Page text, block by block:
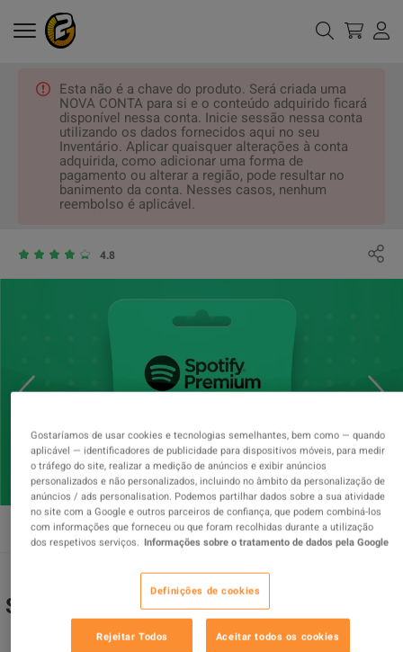
Esta não é a chave do produto. Será criada uma
NOVA CONTA para si e o conteúdo adquirido ficará
disponível nessa conta. Inicie sessão nessa conta
utilizando os dados fornecidos aqui no seu
Inventário. Aplicar quaisquer alterações à conta
adquirida, como adicionar uma forma de
pagamento ou alterar a região, pode resultar no
banimento da conta. Nesses casos, nenhum
reembolso é aplicável.
4.8
Spotify Premium 12-month Subscription
ACCOUNT
Gostaríamos de usar cookies e tecnologias semelhantes, bem como — quando
aplicável — identificadores de publicidade para dispositivos móveis, para medir
o tráfego do site, realizar a medição de anúncios e exibir anúncios
personalizados e não personalizados, incluindo no âmbito da personalização de
anúncios / ads personalisation. Podemos partilhar dados sobre a sua atividade
no site com a Google e outros parceiros de confiança, que podem combiná-los
com informações que forneceu ou que foram recolhidas durante a utilização
dos respetivos serviços. Informações sobre o tratamento de dados pela Google
Definições de cookies
Rejeitar Todos Aceitar todos os cookies